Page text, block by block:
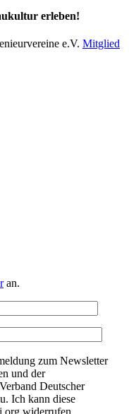
erleben!
e.V. Mitglied
an.
zum Newsletter
und der
Deutscher
Ich kann diese
widerrufen.